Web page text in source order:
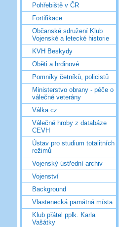
Pohřebiště v ČR
Fortifikace
Občanské sdružení Klub
Vojenské a letecké historie
KVH Beskydy
Oběti a hrdinové
Pomníky četníků, policistů
Ministerstvo obrany - péče o
válečné veterány
Válka.cz
Válečné hroby z databáze
CEVH
Ústav pro studium totalitních
režimů
Vojenský ústřední archiv
Vojenství
Background
Vlastenecká památná místa
Klub přátel pplk. Karla
Vašátky